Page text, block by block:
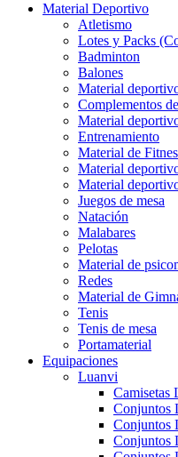
Material Deportivo
Atletismo
Lotes y Packs
Badminton
Balones
Material
Complementos
Material
Entrenamiento
Material de
Material
Material
Juegos de mesa
Natación
Malabares
Pelotas
Material de
Redes
Material de
Tenis
Tenis de mesa
Portamaterial
Equipaciones
Luanvi
Camisetas
Conjuntos
Conjuntos
Conjuntos